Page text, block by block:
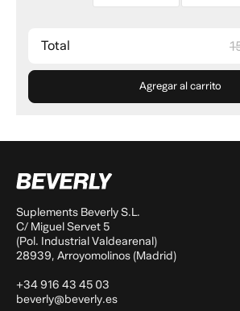
Total
Agregar al carrito
Suplements Beverly S.L.
C/ Miguel Servet 5
(Pol. Industrial Valdearenal)
28939, Arroyomolinos (Madrid)
+34 916 43 45 03
beverly@beverly.es